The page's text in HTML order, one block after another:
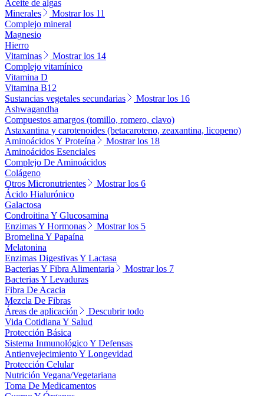
Aceite de algas
Minerales
Mostrar los 11
Complejo mineral
Magnesio
Hierro
Vitaminas
Mostrar los 14
Complejo vitamínico
Vitamina D
Vitamina B12
Sustancias vegetales secundarias
Mostrar los 16
Ashwagandha
Compuestos amargos (tomillo, romero, clavo)
Astaxantina y carotenoides (betacaroteno, zeaxantina, licopeno)
Aminoácidos Y Proteína
Mostrar los 18
Aminoácidos Esenciales
Complejo De Aminoácidos
Colágeno
Otros Micronutrientes
Mostrar los 6
Ácido Hialurónico
Galactosa
Condroitina Y Glucosamina
Enzimas Y Hormonas
Mostrar los 5
Bromelina Y Papaína
Melatonina
Enzimas Digestivas Y Lactasa
Bacterias Y Fibra Alimentaria
Mostrar los 7
Bacterias Y Levaduras
Fibra De Acacia
Mezcla De Fibras
Áreas de aplicación
Descubrir todo
Vida Cotidiana Y Salud
Protección Básica
Sistema Inmunológico Y Defensas
Antienvejecimiento Y Longevidad
Protección Celular
Nutrición Vegana/Vegetariana
Toma De Medicamentos